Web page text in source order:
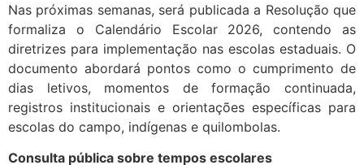
Nas próximas semanas, será publicada a Resolução que
formaliza o Calendário Escolar 2026, contendo as
diretrizes para implementação nas escolas estaduais. O
documento abordará pontos como o cumprimento de
dias letivos, momentos de formação continuada,
registros institucionais e orientações específicas para
escolas do campo, indígenas e quilombolas.
Consulta pública sobre tempos escolares